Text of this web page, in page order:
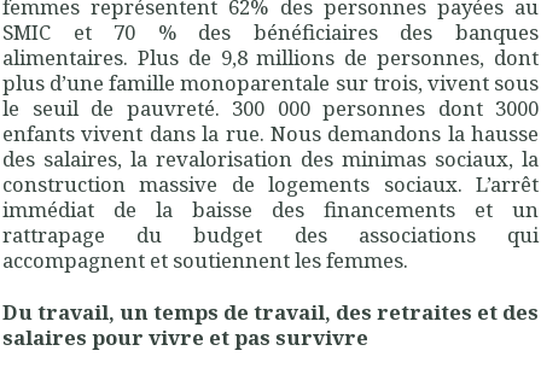
femmes représentent 62% des personnes payées au
SMIC et 70 % des bénéficiaires des banques
alimentaires. Plus de 9,8 millions de personnes, dont
plus d’une famille monoparentale sur trois, vivent sous
le seuil de pauvreté. 300 000 personnes dont 3000
enfants vivent dans la rue. Nous demandons la hausse
des salaires, la revalorisation des minimas sociaux, la
construction massive de logements sociaux. L’arrêt
immédiat de la baisse des financements et un
rattrapage du budget des associations qui
accompagnent et soutiennent les femmes.
Du travail, un temps de travail, des retraites et des
salaires pour vivre et pas survivre